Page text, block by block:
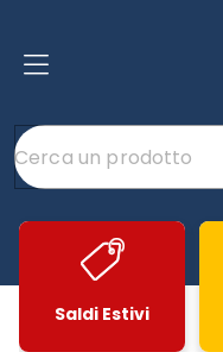
Saldi Estivi